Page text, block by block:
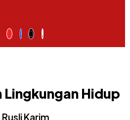
Hidup
Rusli Karim